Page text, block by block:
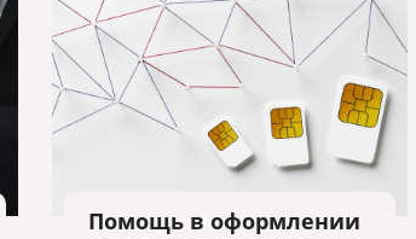
Помощь в оформлении